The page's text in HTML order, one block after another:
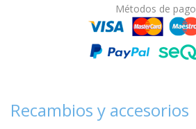
Métodos de pago
Recambios y accesorios